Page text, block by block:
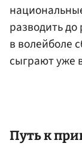
разводить
в волейболе
сыграют уже
Путь к